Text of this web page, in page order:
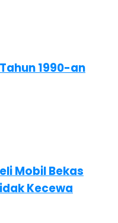
1990-an
Mobil Bekas
Kecewa